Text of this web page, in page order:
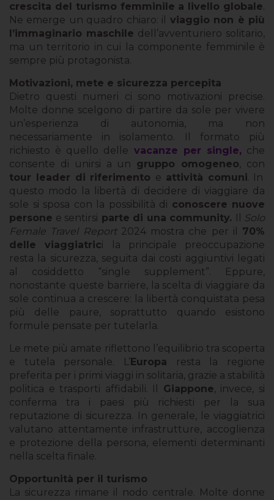
crescita del turismo femminile a livello globale.
Ne emerge un quadro chiaro: il viaggio non è più
l’immaginario maschile dell’avventuriero solitario,
ma un territorio in cui la componente femminile è
sempre più protagonista.
Motivazioni, mete e sicurezza percepita
Dietro questi numeri ci sono motivazioni precise.
Molte donne scelgono di partire da sole per vivere
un’esperienza di autonomia, ma non
necessariamente in isolamento. Il formato più
richiesto è quello delle vacanze per single, che
consente di unirsi a un gruppo omogeneo, con
tour leader di riferimento e attività comuni. In
questo modo la libertà di decidere di viaggiare da
sole si sposa con la possibilità di conoscere nuove
persone e sentirsi parte di una community. Il Solo
Female Travel Report2024 mostra che per il 70%
delle viaggiatrici la principale preoccupazione
resta la sicurezza, seguita dai costi aggiuntivi legati
al cosiddetto “single supplement”. Eppure,
nonostante queste barriere, la scelta di viaggiare da
sole continua a crescere: la libertà conquistata pesa
più delle paure, soprattutto quando esistono
formule pensate per tutelarla.
Le mete più amate riflettono l’equilibrio tra scoperta
e tutela personale. L’Europa resta la regione
preferita per i primi viaggi in solitaria, grazie a stabilità
politica e trasporti affidabili. Il Giappone, invece, si
conferma tra i paesi più richiesti per la sua
reputazione di sicurezza. In generale, le viaggiatrici
valutano attentamente infrastrutture, accoglienza
e protezione della persona, elementi determinanti
nella scelta finale.
Opportunità per il turismo
La sicurezza rimane il nodo centrale. Molte donne